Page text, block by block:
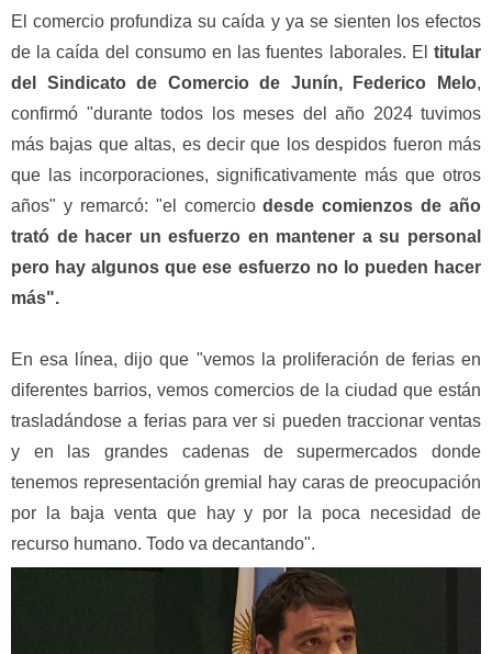
El comercio profundiza su caída y ya se sienten los efectos
de la caída del consumo en las fuentes laborales. El titular
del Sindicato de Comercio de Junín, Federico Melo,
confirmó "durante todos los meses del año 2024 tuvimos
más bajas que altas, es decir que los despidos fueron más
que las incorporaciones, significativamente más que otros
años" y remarcó: "el comerciodesde comienzos de año
trató de hacer un esfuerzo en mantener a su personal
pero hay algunos que ese esfuerzo no lo pueden hacer
más".
En esa línea, dijo que "vemos la proliferación de ferias en
diferentes barrios, vemos comercios de la ciudad que están
trasladándose a ferias para ver si pueden traccionar ventas
y en las grandes cadenas de supermercados donde
tenemos representación gremial hay caras de preocupación
por la baja venta que hay y por la poca necesidad de
recurso humano. Todo va decantando".